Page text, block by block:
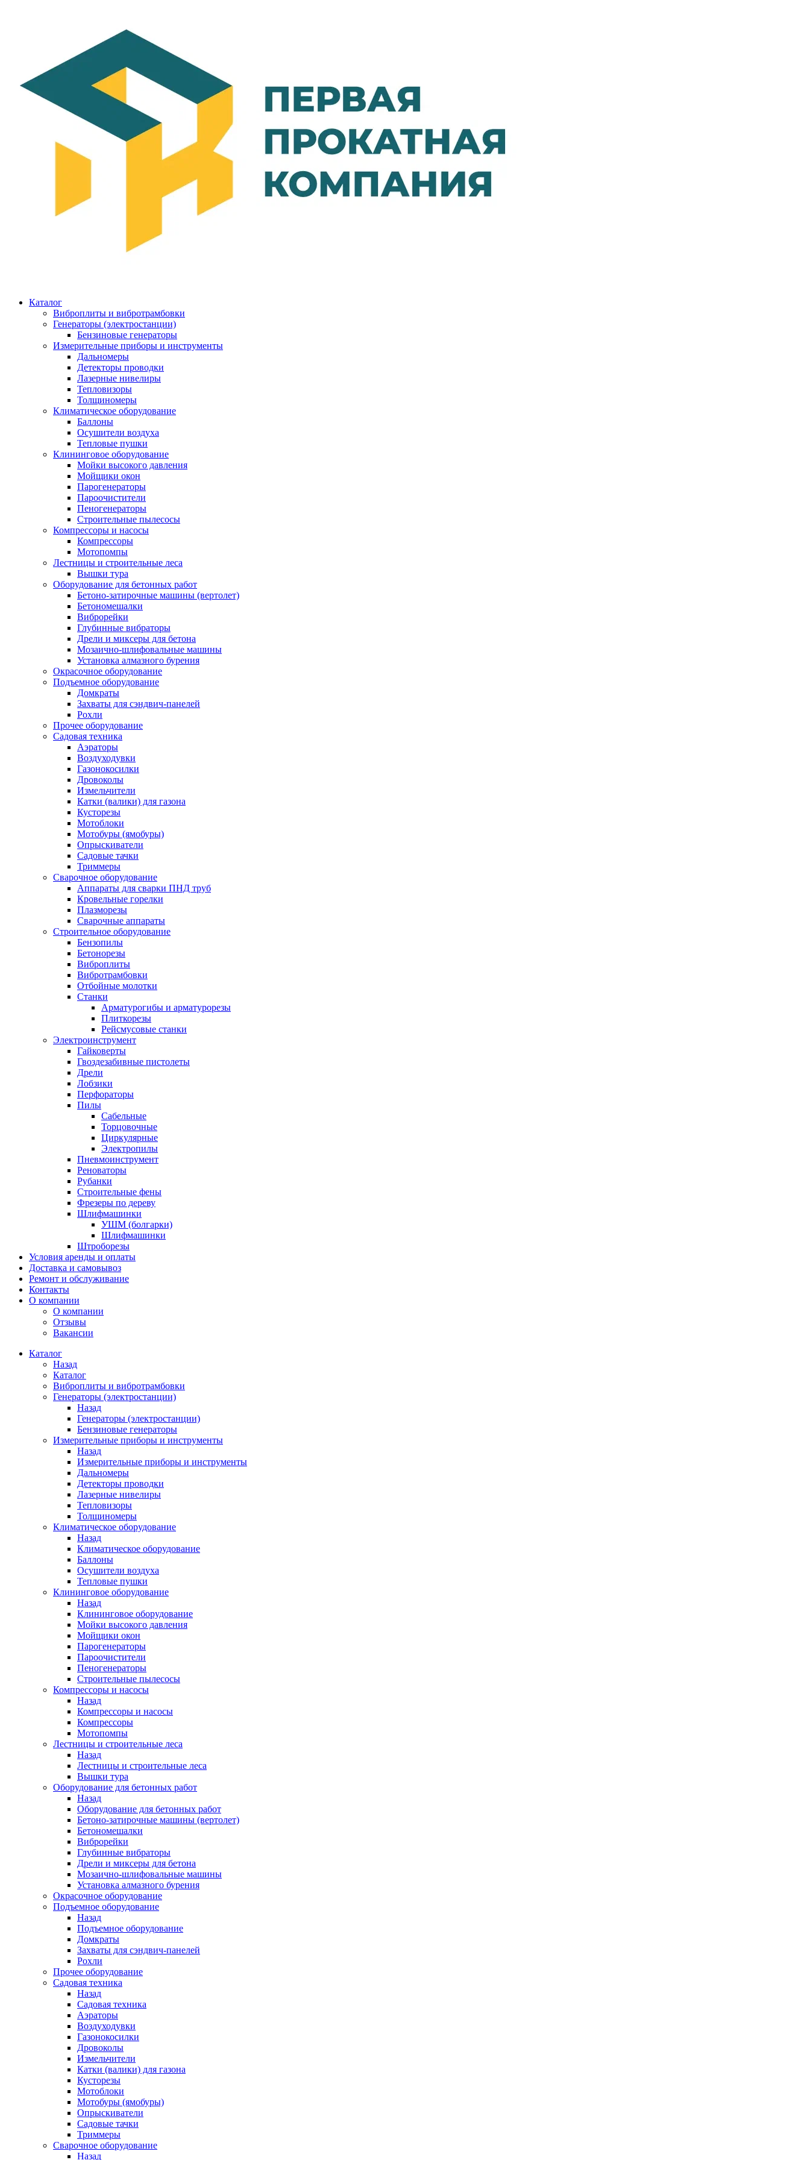
Каталог
Виброплиты и вибротрамбовки
Генераторы (электростанции)
Бензиновые генераторы
Измерительные приборы и инструменты
Дальномеры
Детекторы проводки
Лазерные нивелиры
Тепловизоры
Толщиномеры
Климатическое оборудование
Баллоны
Осушители воздуха
Тепловые пушки
Клининговое оборудование
Мойки высокого давления
Мойщики окон
Парогенераторы
Пароочистители
Пеногенераторы
Строительные пылесосы
Компрессоры и насосы
Компрессоры
Мотопомпы
Лестницы и строительные леса
Вышки тура
Оборудование для бетонных работ
Бетоно-затирочные машины (вертолет)
Бетономешалки
Виброрейки
Глубинные вибраторы
Дрели и миксеры для бетона
Мозаично-шлифовальные машины
Установка алмазного бурения
Окрасочное оборудование
Подъемное оборудование
Домкраты
Захваты для сэндвич-панелей
Рохли
Прочее оборудование
Садовая техника
Аэраторы
Воздуходувки
Газонокосилки
Дровоколы
Измельчители
Катки (валики) для газона
Кусторезы
Мотоблоки
Мотобуры (ямобуры)
Опрыскиватели
Садовые тачки
Триммеры
Сварочное оборудование
Аппараты для сварки ПНД труб
Кровельные горелки
Плазморезы
Сварочные аппараты
Строительное оборудование
Бензопилы
Бетонорезы
Виброплиты
Вибротрамбовки
Отбойные молотки
Станки
Арматурогибы и арматурорезы
Плиткорезы
Рейсмусовые станки
Электроинструмент
Гайковерты
Гвоздезабивные пистолеты
Дрели
Лобзики
Перфораторы
Пилы
Сабельные
Торцовочные
Циркулярные
Электропилы
Пневмоинструмент
Реноваторы
Рубанки
Строительные фены
Фрезеры по дереву
Шлифмашинки
УШМ (болгарки)
Шлифмашинки
Штроборезы
Условия аренды и оплаты
Доставка и самовывоз
Ремонт и обслуживание
Контакты
О компании
О компании
Отзывы
Вакансии
Каталог
Назад
Каталог
Виброплиты и вибротрамбовки
Генераторы (электростанции)
Назад
Генераторы (электростанции)
Бензиновые генераторы
Измерительные приборы и инструменты
Назад
Измерительные приборы и инструменты
Дальномеры
Детекторы проводки
Лазерные нивелиры
Тепловизоры
Толщиномеры
Климатическое оборудование
Назад
Климатическое оборудование
Баллоны
Осушители воздуха
Тепловые пушки
Клининговое оборудование
Назад
Клининговое оборудование
Мойки высокого давления
Мойщики окон
Парогенераторы
Пароочистители
Пеногенераторы
Строительные пылесосы
Компрессоры и насосы
Назад
Компрессоры и насосы
Компрессоры
Мотопомпы
Лестницы и строительные леса
Назад
Лестницы и строительные леса
Вышки тура
Оборудование для бетонных работ
Назад
Оборудование для бетонных работ
Бетоно-затирочные машины (вертолет)
Бетономешалки
Виброрейки
Глубинные вибраторы
Дрели и миксеры для бетона
Мозаично-шлифовальные машины
Установка алмазного бурения
Окрасочное оборудование
Подъемное оборудование
Назад
Подъемное оборудование
Домкраты
Захваты для сэндвич-панелей
Рохли
Прочее оборудование
Садовая техника
Назад
Садовая техника
Аэраторы
Воздуходувки
Газонокосилки
Дровоколы
Измельчители
Катки (валики) для газона
Кусторезы
Мотоблоки
Мотобуры (ямобуры)
Опрыскиватели
Садовые тачки
Триммеры
Сварочное оборудование
Назад